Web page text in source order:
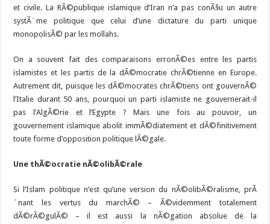
et civile. La RÃ©publique islamique d’Iran n’a pas conÃ§u un autre
systÃ¨me politique que celui d’une dictature du parti unique
monopolisÃ© par les mollahs.
On a souvent fait des comparaisons erronÃ©es entre les partis
islamistes et les partis de la dÃ©mocratie chrÃ©tienne en Europe.
Autrement dit, puisque les dÃ©mocrates chrÃ©tiens ont gouvernÃ©
l’Italie durant 50 ans, pourquoi un parti islamiste ne gouvernerait-il
pas l’AlgÃ©rie et l’Egypte ? Mais une fois au pouvoir, un
gouvernement islamique abolit immÃ©diatement et dÃ©finitivement
toute forme d’opposition politique lÃ©gale.
Une thÃ©ocratie nÃ©olibÃ©rale
Si l’Islam politique n’est qu’une version du nÃ©olibÃ©ralisme, prÃ
´nant les vertus du marchÃ© – Ã©videmment totalement
dÃ©rÃ©gulÃ© – il est aussi la nÃ©gation absolue de la